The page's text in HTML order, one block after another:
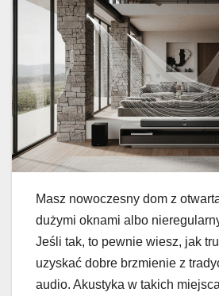
Masz nowoczesny dom z
dużymi oknami albo
Jeśli tak, to pewnie wiesz, jak
uzyskać dobre brzmienie z
audio. Akustyka w takich